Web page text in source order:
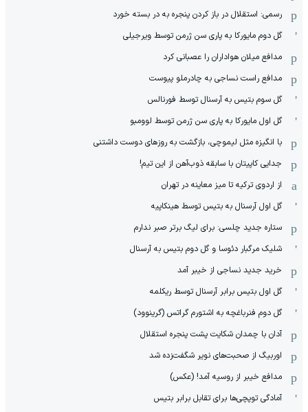
رسمی: استقلال در باز کردن پنجره به در بسته خورد
گل دوم مایورکا به پاری سن ژرمن توسط ویرجیلی
مدافع میلان هواداران را عصبانی کرد
مدافع راست نساجی به چادرملو پیوست
گل سوم بتیس به آرسنال توسط فورنالس
گل اول مایورکا به پاری سن ژرمن توسط لوومبو
با انگیزه مثل لیموچی، بازگشت به روزهای دوست داشتنی
جدایی کاپیتان با سابقه ذوب‌آهن از این تیم!
از اردوی ترکیه تا میز معاینه در تهران
گل اول آرسنال به بتیس توسط هینکاپیه
ستاره جدید چلسی: برای لیگ برتر صبر ندارم
شلیک مرگبار دئوسا و گل دوم بتیس به آرسنال
خرید جدید نساجی از خیبر آمد
گل اول بتیس برابر آرسنال توسط ریکلمه
گل دوم فنرباغچه به اشتورم گراتس (گرینوود)
آدان با چمدان شکایت پشت پنجره استقلال
اوربیگ از صحبت‌های نویر شگفت‌زده شد
مدافع خیبر از روسیه آمد! (عکس)
آمادگی توپچی‌ها برای تقابل برابر بتیس